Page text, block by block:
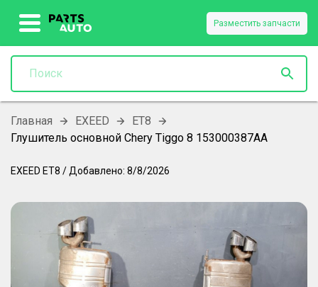
Разместить запчасти
Главная EXEED
ET8
Глушитель основной Chery Tiggo 8 153000387AA
EXEED ET8 / Добавлено: 8/8/2026